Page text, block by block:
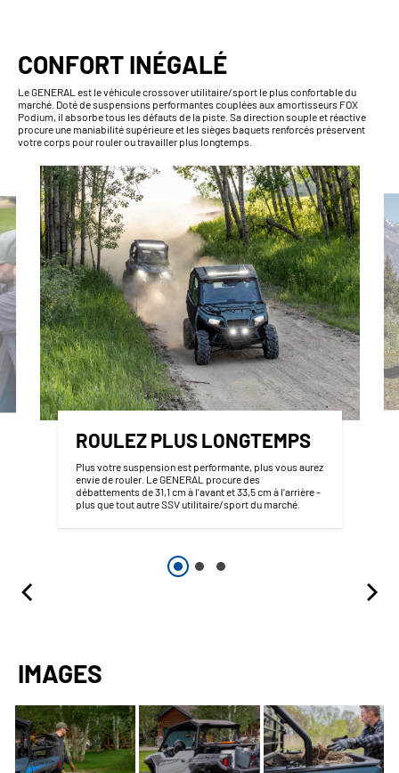
CONFORT INÉGALÉ
Le GENERAL est le véhicule crossover utilitaire/sport le plus confortable du
marché. Doté de suspensions performantes couplées aux amortisseurs FOX
Podium, il absorbe tous les défauts de la piste. Sa direction souple et réactive
procure une maniabilité supérieure et les sièges baquets renforcés préservent
votre corps pour rouler ou travailler plus longtemps.
ROULEZ PLUS LONGTEMPS
Plus votre suspension est performante, plus vous aurez
envie de rouler. Le GENERAL procure des
débattements de 31,1 cm à l’avant et 33,5 cm à l’arrière -
plus que tout autre SSV utilitaire/sport du marché.
IMAGES